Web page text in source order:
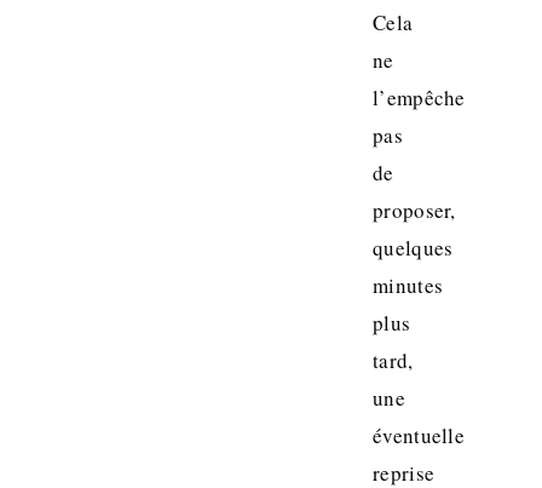
Cela
ne
l’empêche
pas
de
proposer,
quelques
minutes
plus
tard,
une
éventuelle
reprise